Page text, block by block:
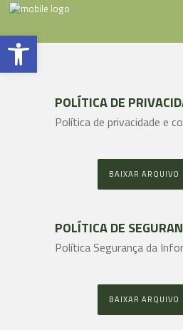
Abrir a barra de
POLÍTICA DE
Política de privacidade e
BAIXAR ARQUIVO
POLÍTICA DE
Política Segurança da
BAIXAR ARQUIVO